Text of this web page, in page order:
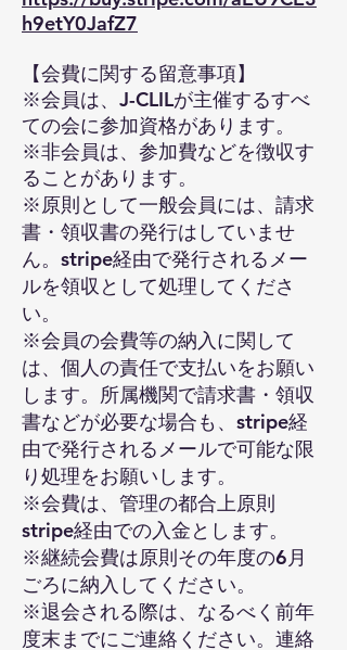
2025/10/12
7月25日(金)にオンラインで行われま
した、リサーチコロキアムのレポー
トを掲載しました。
詳細
h9etY0JafZ7
【会費に関する留意事項】
※会員は、J-CLILが主催するすべ
ての会に参加資格があります。
※非会員は、参加費などを徴収す
ることがあります。
※原則として一般会員には、請求
書・領収書の発行はしていませ
ん。stripe経由で発行されるメー
ルを領収として処理してくださ
い。
※会員の会費等の納入に関して
は、個人の責任で支払いをお願い
します。所属機関で請求書・領収
書などが必要な場合も、stripe経
由で発行されるメールで可能な限
り処理をお願いします。
※会費は、管理の都合上原則
stripe経由での入金とします。
※継続会費は原則その年度の6月
ごろに納入してください。
※退会される際は、なるべく前年
度末までにご連絡ください。連絡